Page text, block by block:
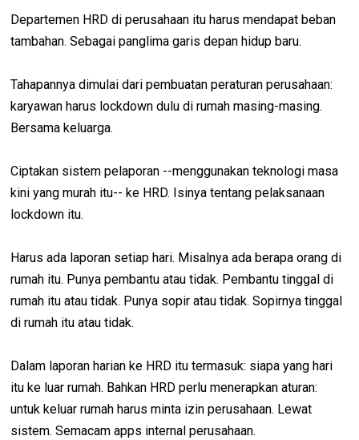
Departemen HRD di perusahaan itu harus mendapat beban
tambahan. Sebagai panglima garis depan hidup baru.
Tahapannya dimulai dari pembuatan peraturan perusahaan:
karyawan harus lockdown dulu di rumah masing-masing.
Bersama keluarga.
Ciptakan sistem pelaporan --menggunakan teknologi masa
kini yang murah itu-- ke HRD. Isinya tentang pelaksanaan
lockdown itu.
Harus ada laporan setiap hari. Misalnya ada berapa orang di
rumah itu. Punya pembantu atau tidak. Pembantu tinggal di
rumah itu atau tidak. Punya sopir atau tidak. Sopirnya tinggal
di rumah itu atau tidak.
Dalam laporan harian ke HRD itu termasuk: siapa yang hari
itu ke luar rumah. Bahkan HRD perlu menerapkan aturan:
untuk keluar rumah harus minta izin perusahaan. Lewat
sistem. Semacam apps internal perusahaan.